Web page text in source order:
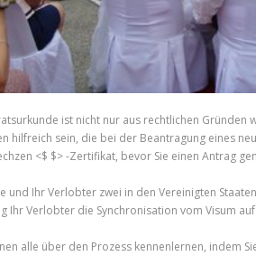
ist nicht nur aus rechtlichen
hilfreich sein, die bei der Beantragung eines
<$ $> -Zertifikat, bevor Sie einen Antrag
und Ihr Verlobter zwei in den Vereinigten
Ihr Verlobter die Synchronisation vom Visum
alle über den Prozess kennenlernen, indem